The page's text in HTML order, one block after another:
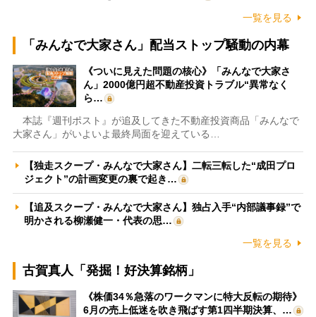
一覧を見る
「みんなで大家さん」配当ストップ騒動の内幕
《ついに見えた問題の核心》「みんなで大家さ
ん」2000億円超不動産投資トラブル“異常なく
ら…
本誌『週刊ポスト』が追及してきた不動産投資商品「みんなで
大家さん」がいよいよ最終局面を迎えている…
【独走スクープ・みんなで大家さん】二転三転した“成田プロ
ジェクト”の計画変更の裏で起き…
【追及スクープ・みんなで大家さん】独占入手“内部議事録”で
明かされる柳瀬健一・代表の思…
一覧を見る
古賀真人「発掘！好決算銘柄」
《株価34％急落のワークマンに特大反転の期待》
6月の売上低迷を吹き飛ばす第1四半期決算、…